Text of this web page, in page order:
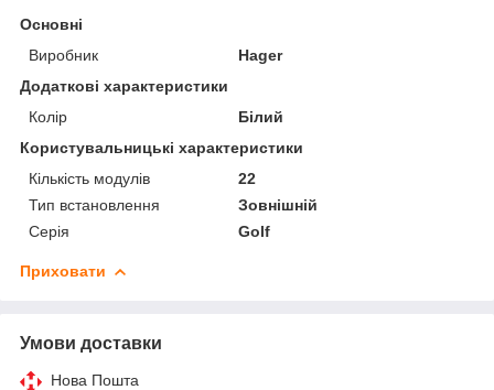
Основні
Виробник
Hager
Додаткові характеристики
Колір
Білий
Користувальницькі характеристики
Кількість модулів
22
Тип встановлення
Зовнішній
Серія
Golf
Приховати
Умови доставки
Нова Пошта